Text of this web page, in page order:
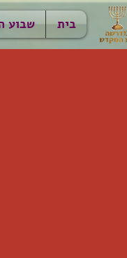
בית שבוע